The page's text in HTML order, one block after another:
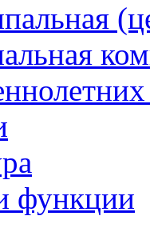
функции